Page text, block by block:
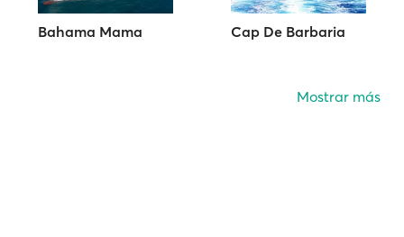
Bahama Mama Cap De Barbaria
Mostrar más